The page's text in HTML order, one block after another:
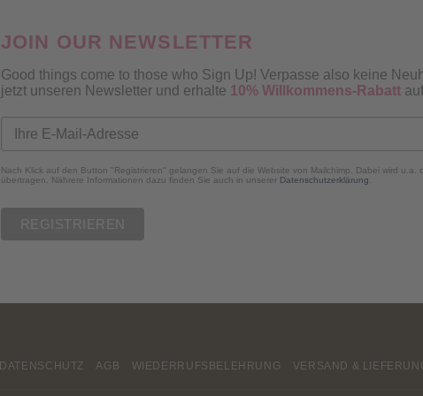
JOIN OUR NEWSLETTER
Good things come to those who Sign Up! Verpasse also keine
jetzt unseren Newsletter und erhalte 10% Willkommens-Rabatt
Nach Klick auf den Button "Registrieren" gelangen Sie auf die Website von Mailchimp. Dabei wird u.a.
übertragen. Nährere Informationen dazu finden Sie auch in unserer Datenschutzerklärung
DATENSCHUTZ AGB WIEDERRUFSBELEHRUNG VERSAND &